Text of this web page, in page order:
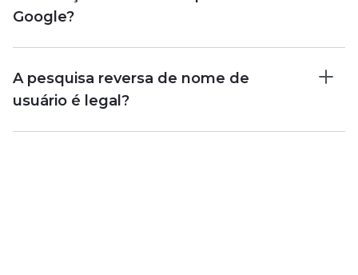
Google?
A pesquisa reversa de nome de
usuário é legal?